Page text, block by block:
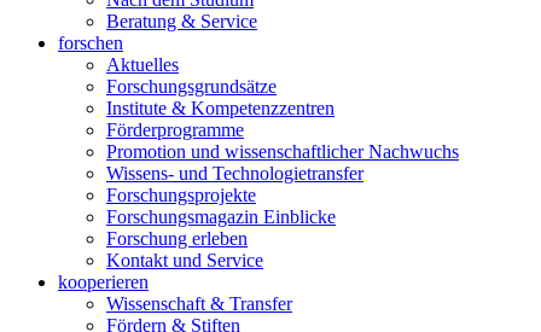
Beratung & Service
forschen
Aktuelles
Forschungsgrundsätze
Institute & Kompetenzzentren
Förderprogramme
Promotion und wissenschaftlicher Nachwuchs
Wissens- und Technologietransfer
Forschungsprojekte
Forschungsmagazin Einblicke
Forschung erleben
Kontakt und Service
kooperieren
Wissenschaft & Transfer
Fördern & Stiften